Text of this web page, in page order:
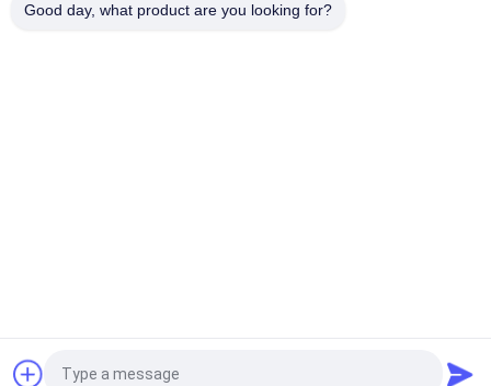
Vraag een offerte aan
Good day, what product are you looking for?